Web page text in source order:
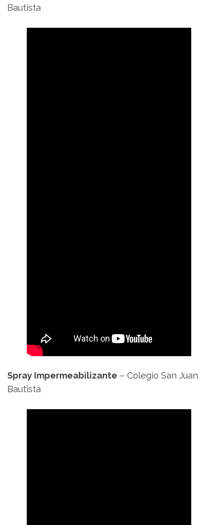
Bautista
Spray Impermeabilizante – Colegio San Juan
Bautista